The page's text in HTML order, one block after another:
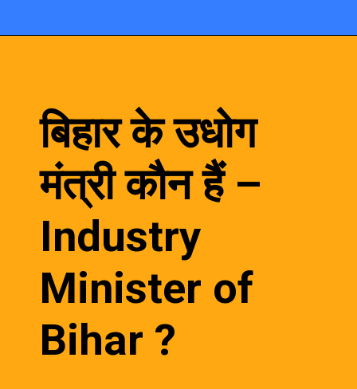
बिहार के उधोग
मंत्री कौन हैं –
Industry
Minister of
Bihar ?